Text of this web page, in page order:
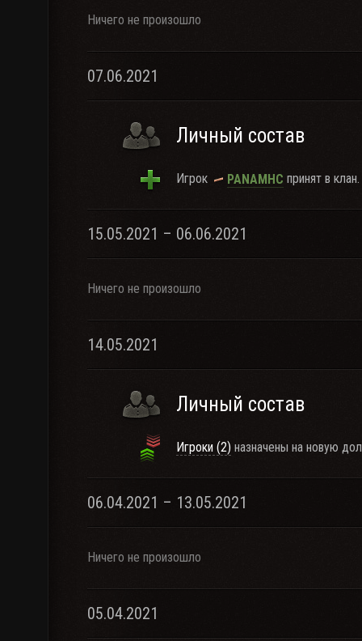
Ничего не произошло
07.06.2021
Личный состав
Игрок PANAMHC принят в клан.
15.05.2021 – 06.06.2021
Ничего не произошло
14.05.2021
Личный состав
Игроки (2) назначены на новую
06.04.2021 – 13.05.2021
Ничего не произошло
05.04.2021